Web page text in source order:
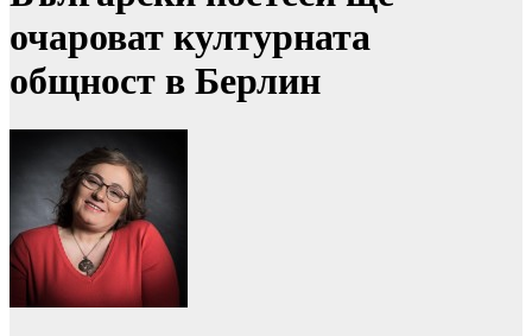
очароват културната
общност в Берлин